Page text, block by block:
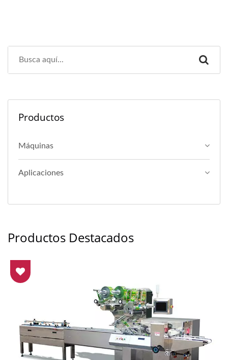
Productos
Máquinas
Aplicaciones
Productos Destacados